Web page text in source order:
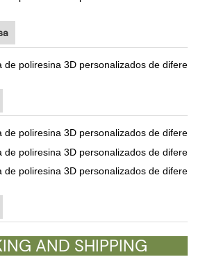
AND SHIPPING